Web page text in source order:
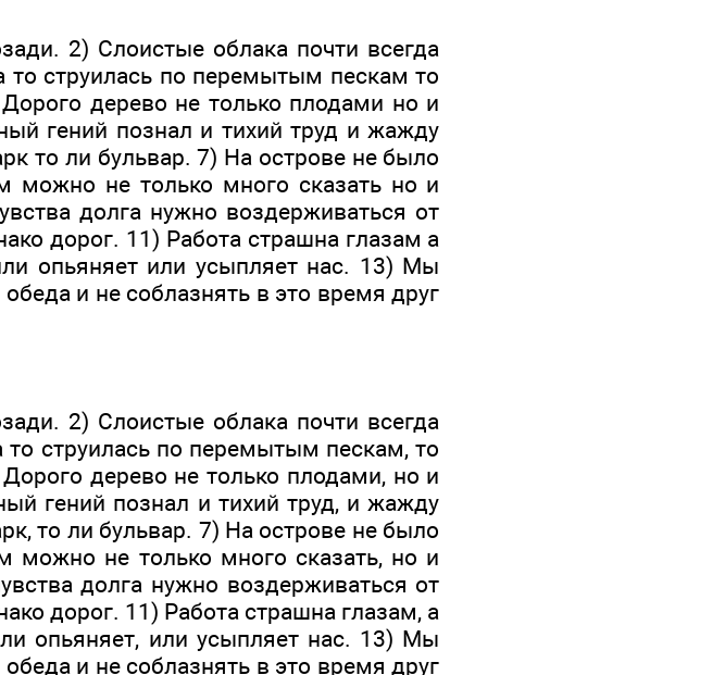
2) Слоистые облака почти всегда
то струилась по перемытым пескам то
дерево не только плодами но и
гений познал и тихий труд и жажду
то ли бульвар. 7) На острове не было
можно не только много сказать но и
долга нужно воздерживаться от
дорог. 11) Работа страшна глазам а
опьяняет или усыпляет нас. 13) Мы
и не соблазнять в это время друг
2) Слоистые облака почти всегда
струилась по перемытым пескам, то
дерево не только плодами, но и
гений познал и тихий труд, и жажду
то ли бульвар. 7) На острове не было
можно не только много сказать, но и
долга нужно воздерживаться от
дорог. 11) Работа страшна глазам, а
опьяняет, или усыпляет нас. 13) Мы
и не соблазнять в это время друг